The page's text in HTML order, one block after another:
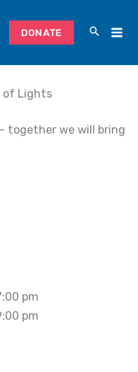
DONATE
together we will bring
pm
pm